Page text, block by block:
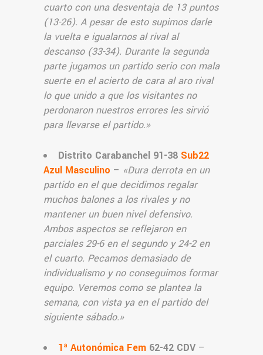
cuarto con una desventaja de 13 puntos
(13-26). A pesar de esto supimos darle
la vuelta e igualarnos al rival al
descanso (33-34). Durante la segunda
parte jugamos un partido serio con mala
suerte en el acierto de cara al aro rival
lo que unido a que los visitantes no
perdonaron nuestros errores les sirvió
para llevarse el partido.»
Distrito Carabanchel 91-38 Sub22
Azul Masculino – «Dura derrota en un
partido en el que decidimos regalar
muchos balones a los rivales y no
mantener un buen nivel defensivo.
Ambos aspectos se reflejaron en
parciales 29-6 en el segundo y 24-2 en
el cuarto. Pecamos demasiado de
individualismo y no conseguimos formar
equipo. Veremos como se plantea la
semana, con vista ya en el partido del
siguiente sábado.»
1ª Autonómica Fem 62-42 CDV –